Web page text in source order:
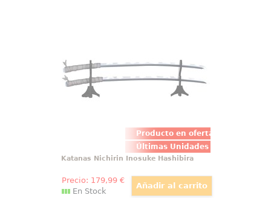
Producto en oferta
Últimas Unidades
hojas irregulares y dentadas que
definen el estilo salvaje del
cazademonios.
Katanas Nichirin Inosuke Hashibira
Precio: 179,99€
En Stock